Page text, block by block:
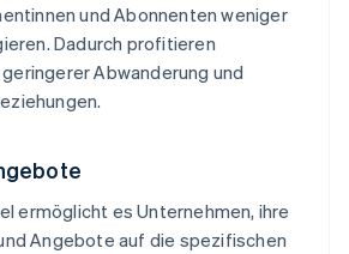
und Abonnenten weniger
Dadurch profitieren
Abwanderung und
ermöglicht es Unternehmen, ihre
Angebote auf die spezifischen